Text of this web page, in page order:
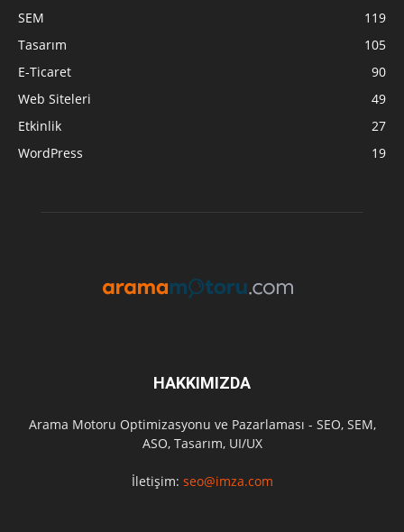
SEM
119
Tasarım
105
E-Ticaret
90
Web Siteleri
49
Etkinlik
27
WordPress
19
HAKKIMIZDA
Arama Motoru Optimizasyonu ve Pazarlaması - SEO, SEM,
ASO, Tasarım, UI/UX
İletişim: seo@imza.com